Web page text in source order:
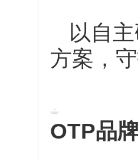
以自
方案，
OTP品